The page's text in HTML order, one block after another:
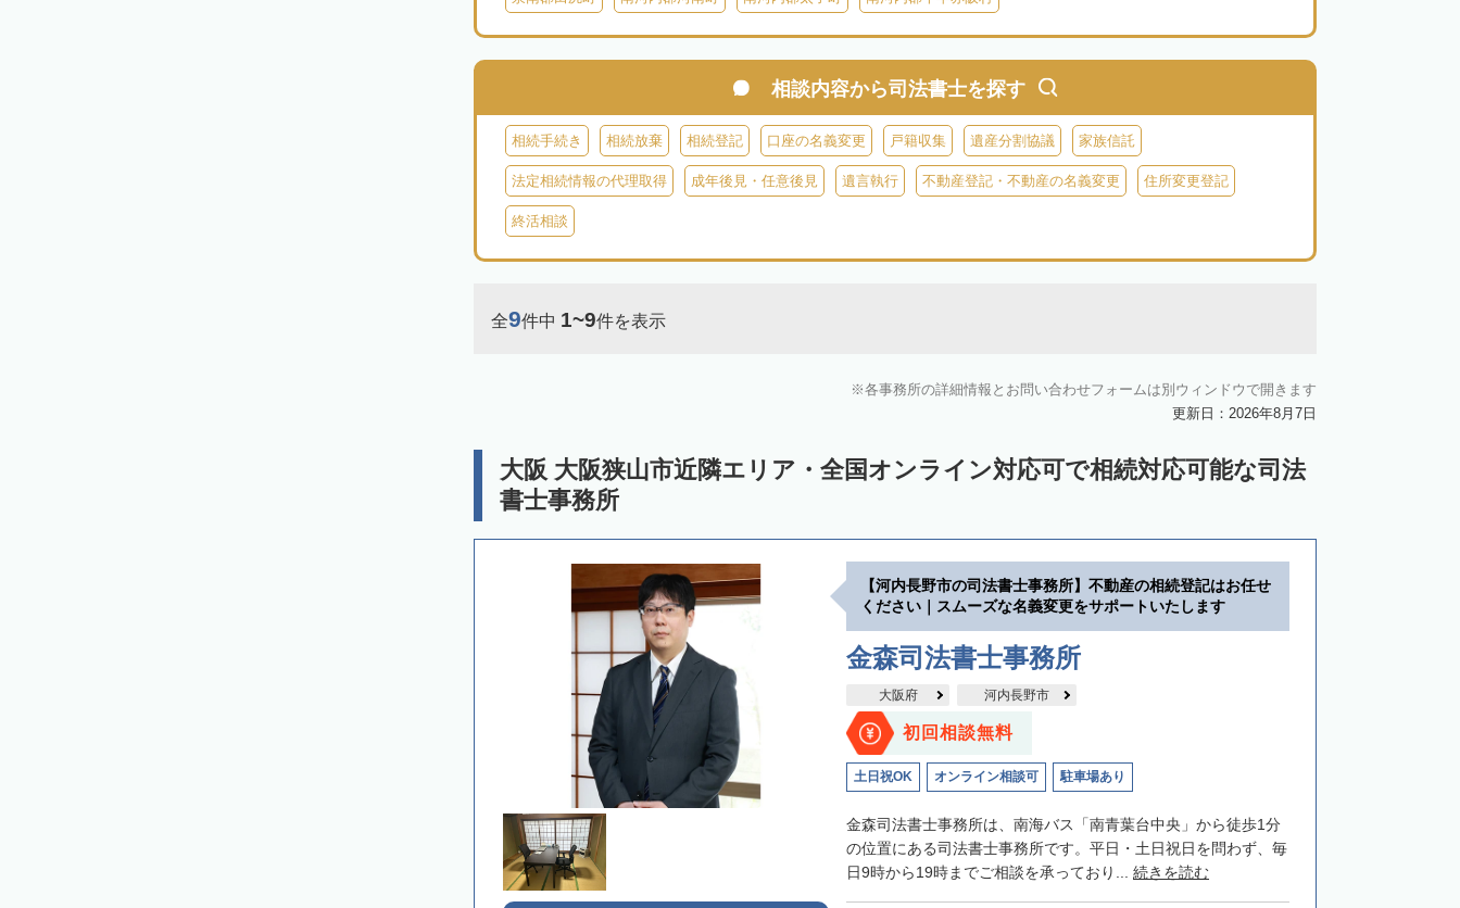
相談内容から司法書士を探す
相続手続き 相続放棄 相続登記 口座の名義変更 戸籍収集 遺産分割協議 家族信託
法定相続情報の代理取得 成年後見・任意後見 遺言執行 不動産登記・不動産の名義変更 住所変更登記
終活相談
全9件中 1~9件を表示
各事務所の詳細情報とお問い合わせフォームは別ウィンドウで開きます
更新日：2026年8月7日
大阪 大阪狭山市近隣エリア・全国オンライン対応可で相続対応可能な司法
書士事務所
【河内長野市の司法書士事務所】不動産の相続登記はお任せ
ください｜スムーズな名義変更をサポートいたします
金森司法書士事務所
大阪府 河内長野市
初回相談無料
土日祝OK オンライン相談可 駐車場あり
金森司法書士事務所は、南海バス「南青葉台中央」から徒歩1分
の位置にある司法書士事務所です。平日・土日祝日を問わず、毎
日9時から19時までご相談を承っており... 続きを読む